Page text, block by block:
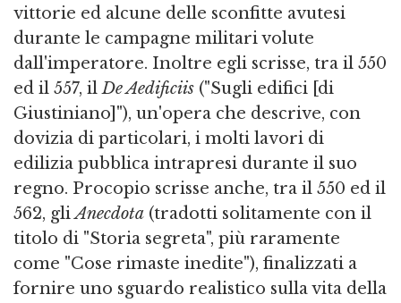
vittorie ed alcune delle sconfitte avutesi
durante le campagne militari volute
dall'imperatore. Inoltre egli scrisse, tra il 550
ed il 557, ilDe Aedificiis ("Sugli edifici [di
Giustiniano]"), un'opera che descrive, con
dovizia di particolari, i molti lavori di
edilizia pubblica intrapresi durante il suo
regno. Procopio scrisse anche, tra il 550 ed il
562, gliAnecdota (tradotti solitamente con il
titolo di "Storia segreta", più raramente
come "Cose rimaste inedite"), finalizzati a
fornire uno sguardo realistico sulla vita della